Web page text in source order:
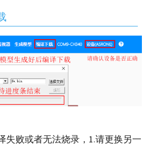
失败或者无法烧录，1.请更换另一